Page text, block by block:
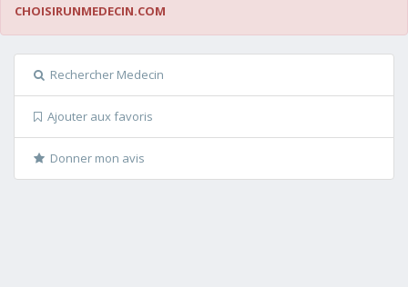
CHOISIRUNMEDECIN.COM
Rechercher Medecin
Ajouter aux favoris
Donner mon avis